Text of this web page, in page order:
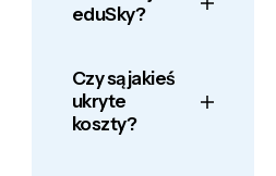
eduSky?
Czy są jakieś
ukryte
koszty?